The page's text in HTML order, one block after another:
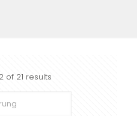
of 21 results